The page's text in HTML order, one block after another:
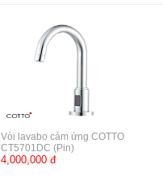
Vòi lavabo cảm ứng COTTO
CT5701DC (Pin)
4,000,000 đ